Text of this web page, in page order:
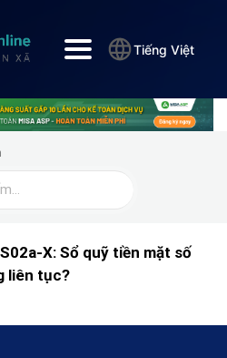
Tiếng Việt
X: Sổ quỹ tiền mặt số
liên tục?